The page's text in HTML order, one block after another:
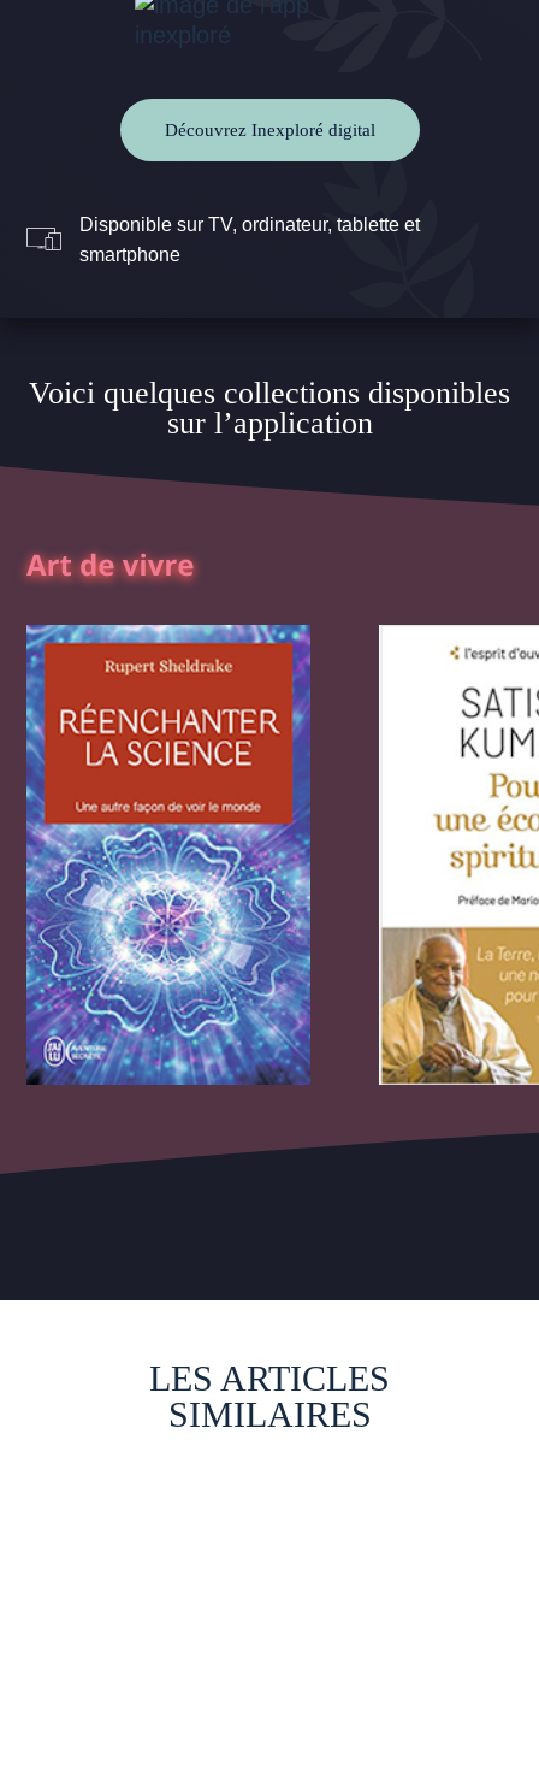
Découvrez Inexploré digital
Disponible sur TV, ordinateur, tablette et
smartphone
Voici quelques collections disponibles
sur l’application
LES ARTICLES
SIMILAIRES